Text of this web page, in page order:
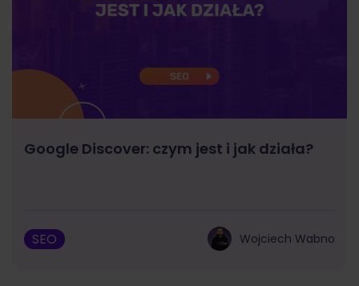
Google Discover: czym jest i jak działa?
SEO Wojciech Wabno